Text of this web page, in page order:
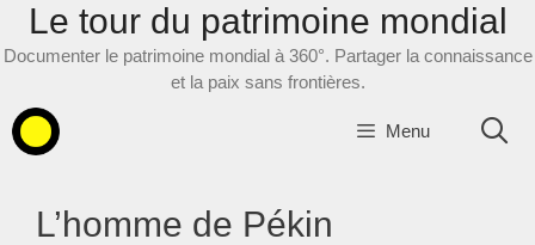
AllerLe tour du patrimoine mondial
Documenter le patrimoine mondial à 360°. Partager la connaissance
et la paix sans frontières.
Menu
L’homme de Pékin